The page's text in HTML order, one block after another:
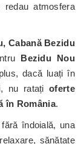
atmosfera
Cabană Bezidu
Bezidu Nou
dacă luați în
, nu ratațioferte
în România.
îndoială, una
sănătate